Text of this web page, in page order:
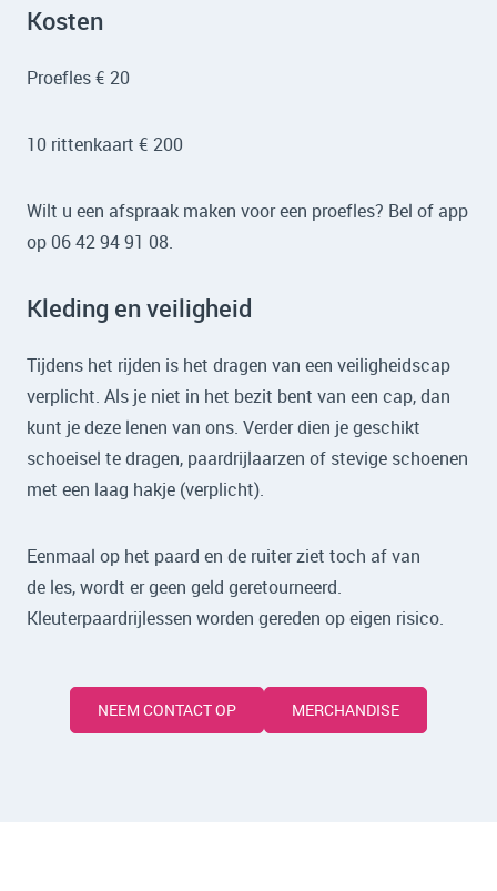
Kosten
Proefles € 20
10 rittenkaart € 200
Wilt u een afspraak maken voor een proefles? Bel of app
op 06 42 94 91 08.
Kleding en veiligheid
Tijdens het rijden is het dragen van een veiligheidscap
verplicht. Als je niet in het bezit bent van een cap, dan
kunt je deze lenen van ons. Verder dien je geschikt
schoeisel te dragen, paardrijlaarzen of stevige schoenen
met een laag hakje (verplicht).
Eenmaal op het paard en de ruiter ziet toch af van
de les, wordt er geen geld geretourneerd.
Kleuterpaardrijlessen worden gereden op eigen risico.
NEEM CONTACT OP MERCHANDISE